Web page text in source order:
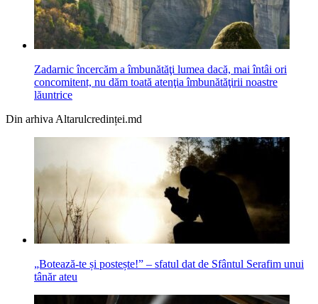
Zadarnic încercăm a îmbunătăţi lumea dacă, mai întâi ori
concomitent, nu dăm toată atenţia îmbunătăţirii noastre
lăuntrice
Din arhiva Altarulcredinței.md
„Botează-te și postește!” – sfatul dat de Sfântul Serafim unui
tânăr ateu